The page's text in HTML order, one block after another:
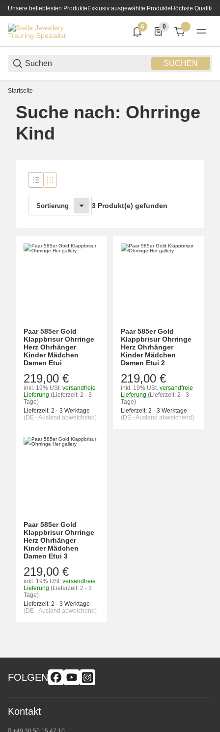
Unsere beliebtesten ProdukteExklusiv ausgewählte ProdukteHöchste Qualität
SUCHEN
6
6 neue Notifizierungen
0
0 Produkte in der
Startseite
Suche nach: Ohrringe
Kind
Sortierung 3 Produkt(e) gefunden
Paar 585er Gold
Klappbrisur Ohrringe
Herz Ohrhänger
Kinder Mädchen
Damen Etui
219,00 €
inkl. 19% USt. versandfreie
Lieferung (Lieferzeit: 2 - 3
Tage)
Lieferzeit: 2 - 3 Werktage
(DE - Ausland abweichend)
Paar 585er Gold
Klappbrisur Ohrringe
Herz Ohrhänger
Kinder Mädchen
Damen Etui 2
219,00 €
inkl. 19% USt. versandfreie
Lieferung (Lieferzeit: 2 - 3
Tage)
Lieferzeit: 2 - 3 Werktage
(DE - Ausland abweichend)
Paar 585er Gold
Klappbrisur Ohrringe
Herz Ohrhänger
Kinder Mädchen
Damen Etui 3
219,00 €
inkl. 19% USt. versandfreie
Lieferung (Lieferzeit: 2 - 3
Tage)
Lieferzeit: 2 - 3 Werktage
(DE - Ausland abweichend)
FOLGEN
Kontakt